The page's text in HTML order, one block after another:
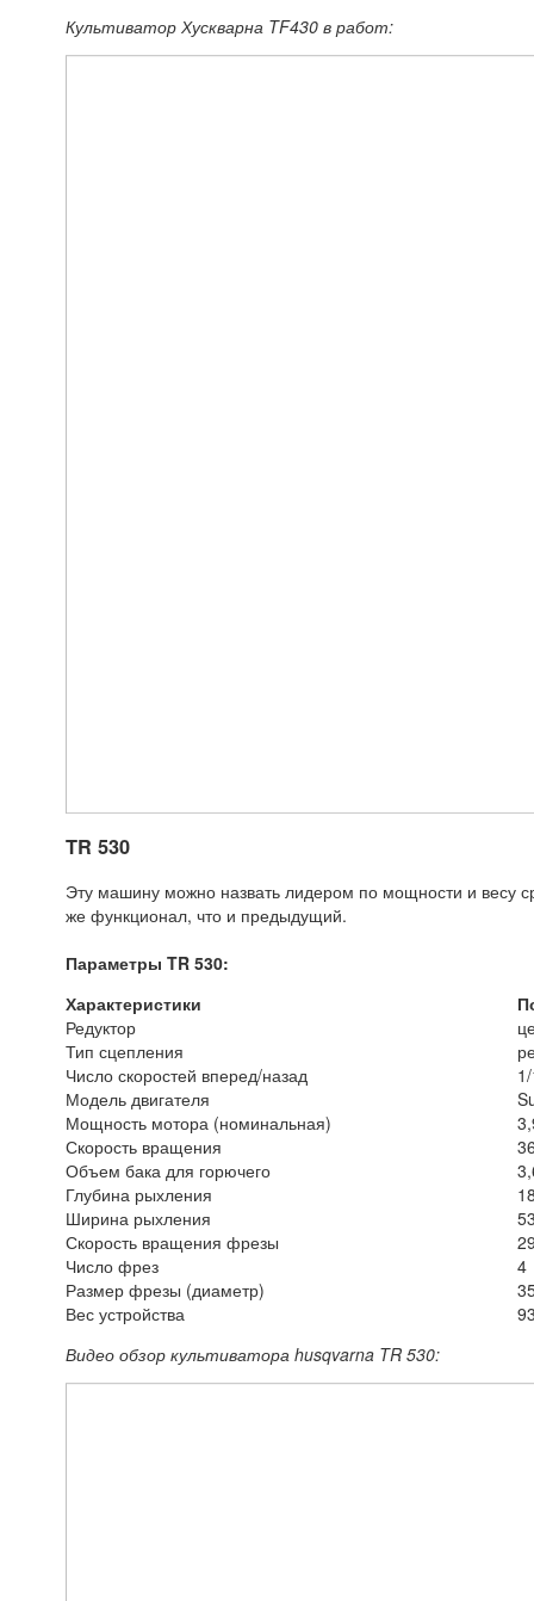
Культиватор Хускварна TF430 в работ:
TR 530
Эту машину можно назвать лидером по мощности и весу
же функционал, что и предыдущий.
Параметры TR 530:
Характеристики
Редуктор
Тип сцепления
Число скоростей вперед/назад
Модель двигателя
Мощность мотора (номинальная)
Скорость вращения
Объем бака для горючего
Глубина рыхления
Ширина рыхления
Скорость вращения фрезы
Число фрез
4
Размер фрезы (диаметр)
Вес устройства
Видео обзор культиватора husqvarna TR 530: